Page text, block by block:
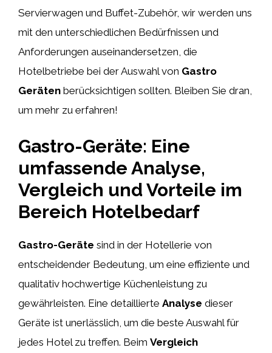
Servierwagen und Buffet-Zubehör, wir werden uns
mit den unterschiedlichen Bedürfnissen und
Anforderungen auseinandersetzen, die
Hotelbetriebe bei der Auswahl von Gastro
Geräten berücksichtigen sollten. Bleiben Sie dran,
um mehr zu erfahren!
Gastro-Geräte: Eine
umfassende Analyse,
Vergleich und Vorteile im
Bereich Hotelbedarf
Gastro-Geräte sind in der Hotellerie von
entscheidender Bedeutung, um eine effiziente und
qualitativ hochwertige Küchenleistung zu
gewährleisten. Eine detaillierte Analyse dieser
Geräte ist unerlässlich, um die beste Auswahl für
jedes Hotel zu treffen. Beim Vergleich